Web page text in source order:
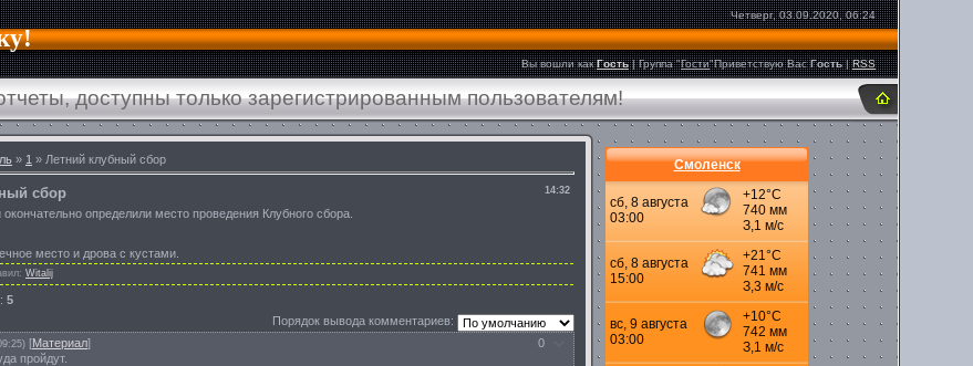
Четверг, 03.09.2020, 06:24
Вы вошли как Гость|Группа"Гости"Приветствую Вас Гость |RSS
доступны только зарегистрированным пользователям!
» 1 » Летний клубный сбор
14:32
сбор
определили место проведения Клубного сбора.
место и дрова с кустами.
: Witalij
: 5
Порядок вывода комментариев:
0
[Материал]
пройдут.
Смоленск